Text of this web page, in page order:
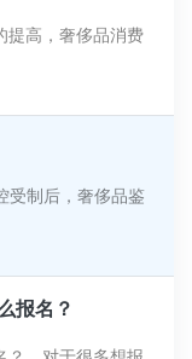
提高，奢侈品消费
受制后，奢侈品鉴
报名？